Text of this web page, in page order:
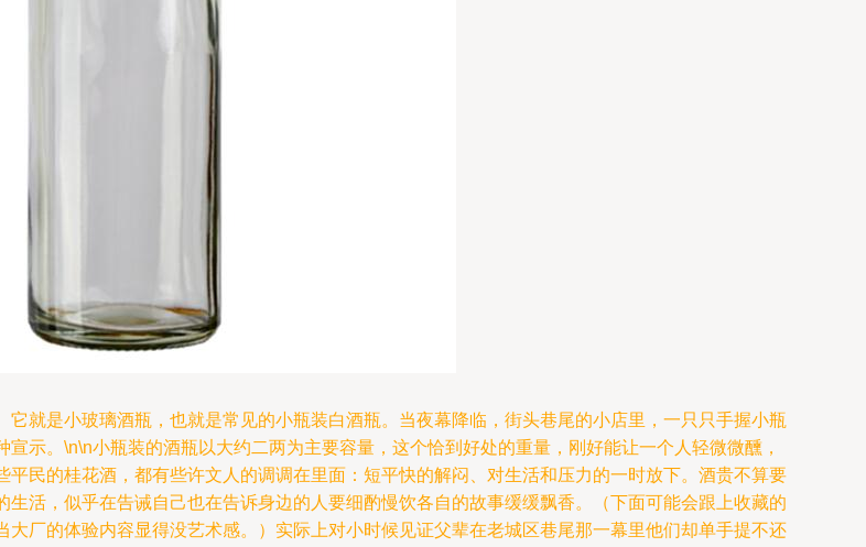
就是小玻璃酒瓶，也就是常见的小瓶装白酒瓶。当夜幕降临，街头巷尾的小店里，一只只手握小瓶
示。\n\n小瓶装的酒瓶以大约二两为主要容量，这个恰到好处的重量，刚好能让一个人轻微微醺，
民的桂花酒，都有些许文人的调调在里面：短平快的解闷、对生活和压力的一时放下。酒贵不算要
活，似乎在告诫自己也在告诉身边的人要细酌慢饮各自的故事缓缓飘香。（下面可能会跟上收藏的
厂的体验内容显得没艺术感。）实际上对小时候见证父辈在老城区巷尾那一幕里他们却单手提不还